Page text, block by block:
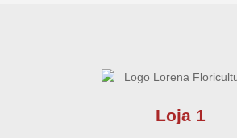
Loja 1